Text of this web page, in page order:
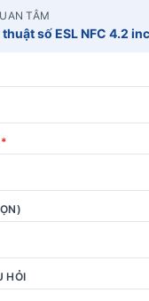
TÂM
số ESL NFC 4.2
*
HỎI